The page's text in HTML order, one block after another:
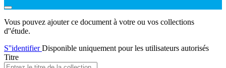
Vous pouvez ajouter ce document à votre ou vos collections
d''étude.
S''identifierDisponible uniquement pour les utilisateurs autorisés
Titre